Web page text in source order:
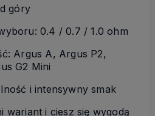
góry
0.4 / 0.7 / 1.0 ohm
Argus A, Argus P2,
G2 Mini
i intensywny smak
wariant i ciesz się wygodą